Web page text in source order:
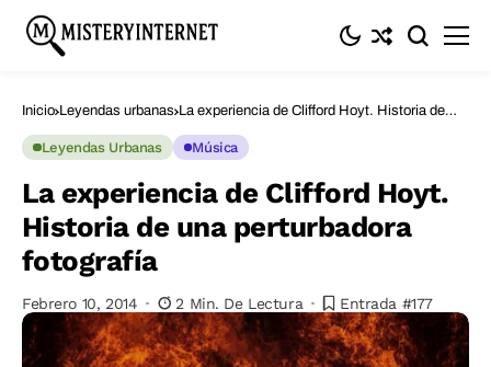
Inicio Leyendas urbanas La experiencia de Clifford Hoyt. Historia de
Leyendas Urbanas Música
La experiencia de Clifford Hoyt.
Historia de una perturbadora
fotografía
Febrero 10, 2014 2 Min. De Lectura Entrada #177